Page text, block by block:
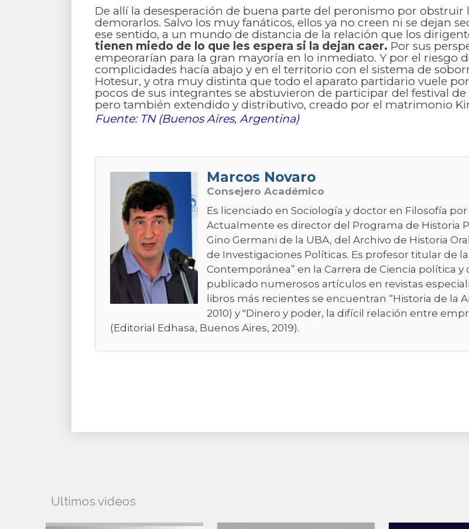
De allí la desesperación de buena parte del peronismo por obstruir
demorarlos. Salvo los muy fanáticos, ellos ya no creen ni se dejan
ese sentido, a un mundo de distancia de la relación que los
tienen miedo de lo que les espera si la dejan caer. Por sus
empeorarían para la gran mayoría en lo inmediato. Y por el riesgo
complicidades hacía abajo y en el territorio con el sistema de
Hotesur, y otra muy distinta que todo el aparato partidario vuele
pocos de sus integrantes se abstuvieron de participar del festival
pero también extendido y distributivo, creado por el matrimonio
Fuente: TN (Buenos Aires, Argentina)
Marcos Novaro
Consejero Académico
Es licenciado en Sociología y doctor en Filosofía
Actualmente es director del Programa de Historia
Gino Germani de la UBA, del Archivo de Historia
de Investigaciones Políticas. Es profesor titular de
Contemporánea” en la Carrera de Ciencia política
publicado numerosos artículos en revistas
libros más recientes se encuentran “Historia de la
2010) y "Dinero y poder, la difícil relación entre
(Editorial Edhasa, Buenos Aires, 2019).
Ultimos videos